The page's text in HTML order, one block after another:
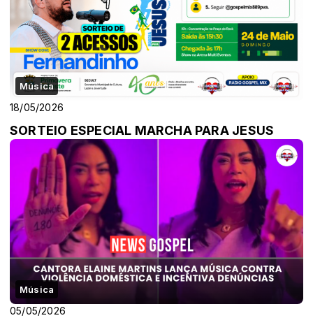
Música
18/05/2026
SORTEIO ESPECIAL MARCHA PARA JESUS
Música
05/05/2026